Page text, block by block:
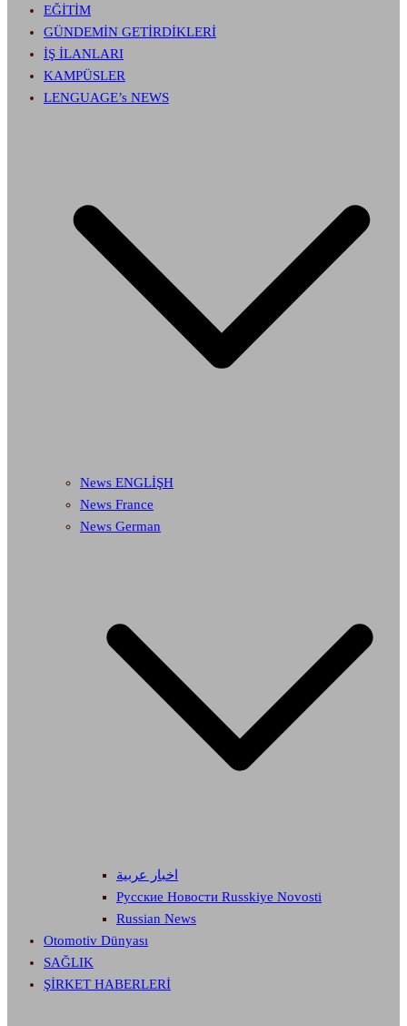
EĞİTİM
GÜNDEMİN GETİRDİKLERİ
İŞ İLANLARI
KAMPÜSLER
LENGUAGE’s NEWS
News ENGLİŞH
News France
News German
اخبار عربية
Русские Новости Russkiye Novosti
Russian News
Otomotiv Dünyası
SAĞLIK
ŞİRKET HABERLERİ